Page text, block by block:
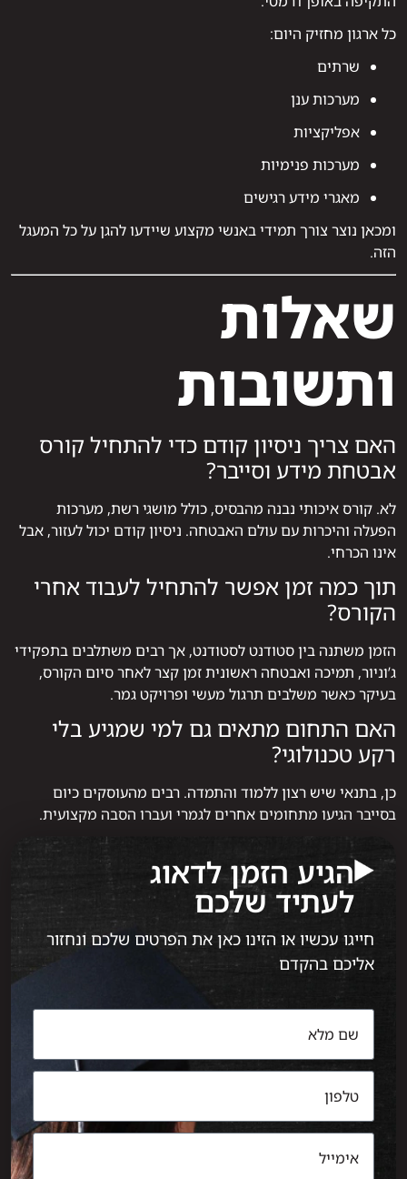
כל ארגון מחזיק היום:
שרתים
מערכות ענן
אפליקציות
מערכות פנימיות
מאגרי מידע רגישים
ומכאן נוצר צורך תמידי באנשי מקצוע שיידעו להגן על כל המעגל
הזה.
שאלות
ותשובות
האם צריך ניסיון קודם כדי להתחיל קורס
אבטחת מידע וסייבר?
לא. קורס איכותי נבנה מהבסיס, כולל מושגי רשת, מערכות
הפעלה והיכרות עם עולם האבטחה. ניסיון קודם יכול לעזור, אבל
אינו הכרחי.
תוך כמה זמן אפשר להתחיל לעבוד אחרי
הקורס?
הזמן משתנה בין סטודנט לסטודנט, אך רבים משתלבים בתפקידי
ג’וניור, תמיכה ואבטחה ראשונית זמן קצר לאחר סיום הקורס,
בעיקר כאשר משלבים תרגול מעשי ופרויקט גמר.
האם התחום מתאים גם למי שמגיע בלי
רקע טכנולוגי?
כן, בתנאי שיש רצון ללמוד והתמדה. רבים מהעוסקים כיום
בסייבר הגיעו מתחומים אחרים לגמרי ועברו הסבה מקצועית.
הגיע הזמן לדאוג
לעתיד שלכם
חייגו עכשיו או הזינו כאן את הפרטים שלכם ונחזור
אליכם בהקדם